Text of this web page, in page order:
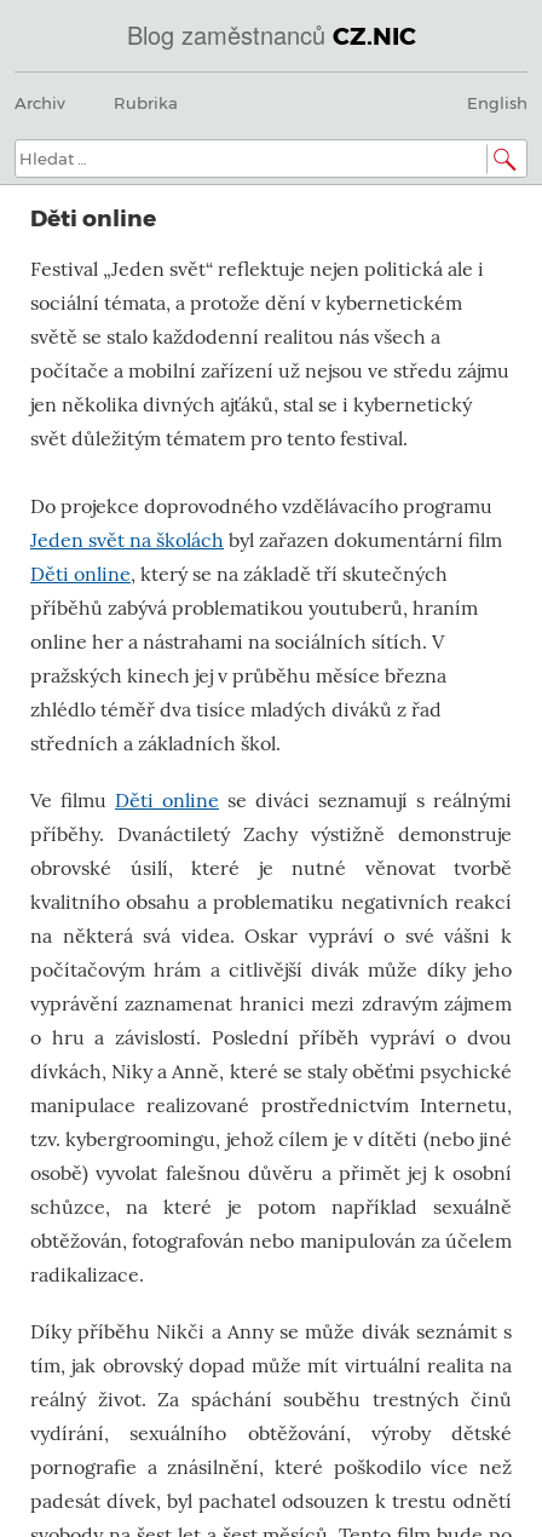
Blog zaměstnanců CZ.NIC
@
IN
SOA
domény.dns.enum.mojeid.internet.
nic.cz.
Menu
na
Archiv Rubrika English
Hledat:
Děti online
Festival „Jeden svět“ reflektuje nejen politická ale i
sociální témata, a protože dění v kybernetickém
světě se stalo každodenní realitou nás všech a
počítače a mobilní zařízení už nejsou ve středu zájmu
jen několika divných ajťáků, stal se i kybernetický
svět důležitým tématem pro tento festival.
Do projekce doprovodného vzdělávacího programu
Jeden svět na školách byl zařazen dokumentární film
Děti online, který se na základě tří skutečných
příběhů zabývá problematikou youtuberů, hraním
online her a nástrahami na sociálních sítích. V
pražských kinech jej v průběhu měsíce března
zhlédlo téměř dva tisíce mladých diváků z řad
středních a základních škol.
Ve filmu Děti online se diváci seznamují s reálnými
příběhy. Dvanáctiletý Zachy výstižně demonstruje
obrovské úsilí, které je nutné věnovat tvorbě
kvalitního obsahu a problematiku negativních reakcí
na některá svá videa. Oskar vypráví o své vášni k
počítačovým hrám a citlivější divák může díky jeho
vyprávění zaznamenat hranici mezi zdravým zájmem
o hru a závislostí. Poslední příběh vypráví o dvou
dívkách, Niky a Anně, které se staly oběťmi psychické
manipulace realizované prostřednictvím Internetu,
tzv. kybergroomingu, jehož cílem je v dítěti (nebo jiné
osobě) vyvolat falešnou důvěru a přimět jej k osobní
schůzce, na které je potom například sexuálně
obtěžován, fotografován nebo manipulován za účelem
radikalizace.
Díky příběhu Nikči a Anny se může divák seznámit s
tím, jak obrovský dopad může mít virtuální realita na
reálný život. Za spáchání souběhu trestných činů
vydírání, sexuálního obtěžování, výroby dětské
pornografie a znásilnění, které poškodilo více než
padesát dívek, byl pachatel odsouzen k trestu odnětí